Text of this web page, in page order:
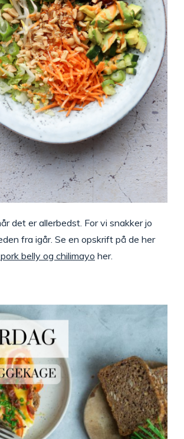
det er allerbedst. For vi snakker jo
fra igår. Se en opskrift på de her
belly og chilimayo her.